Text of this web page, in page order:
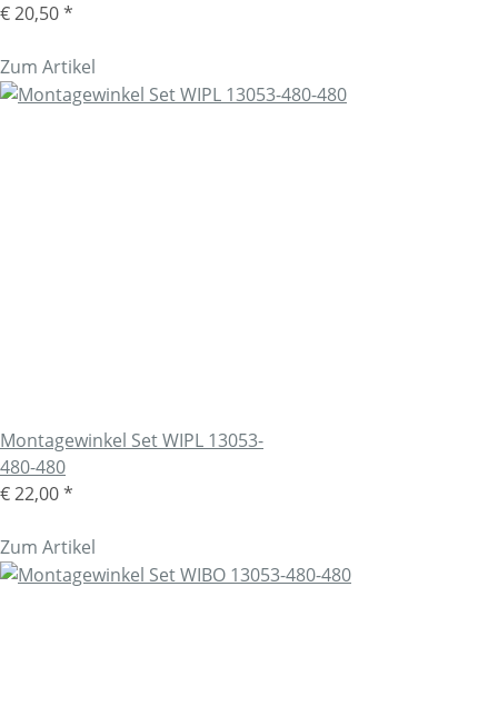
€ 20,50*
Zum Artikel
Montagewinkel Set WIPL 13053-
480-480
€ 22,00*
Zum Artikel